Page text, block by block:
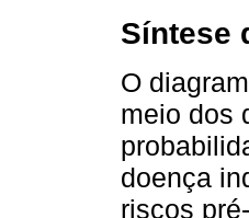
Síntese
O
meio dos
doença
riscos